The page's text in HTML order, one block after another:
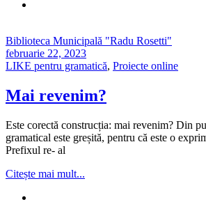
Biblioteca Municipală "Radu Rosetti"
februarie 22, 2023
LIKE pentru gramatică, Proiecte online
Mai revenim?
Este corectă construcția: mai revenim? Din
gramatical este greșită, pentru că este o
Prefixul re- al
Citește mai mult...